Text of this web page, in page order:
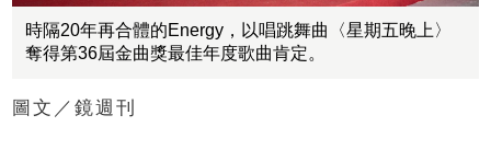
時隔20年再合體的Energy，以唱跳舞曲〈星期五晚上〉
奪得第36屆金曲獎最佳年度歌曲肯定。
圖文／鏡週刊